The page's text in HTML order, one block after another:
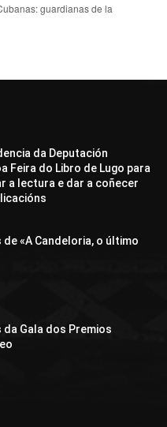
guardianas de la
da Deputación
Feira do Libro de Lugo para
a lectura e dar a coñecer
«A Candeloria, o último
Gala dos Premios